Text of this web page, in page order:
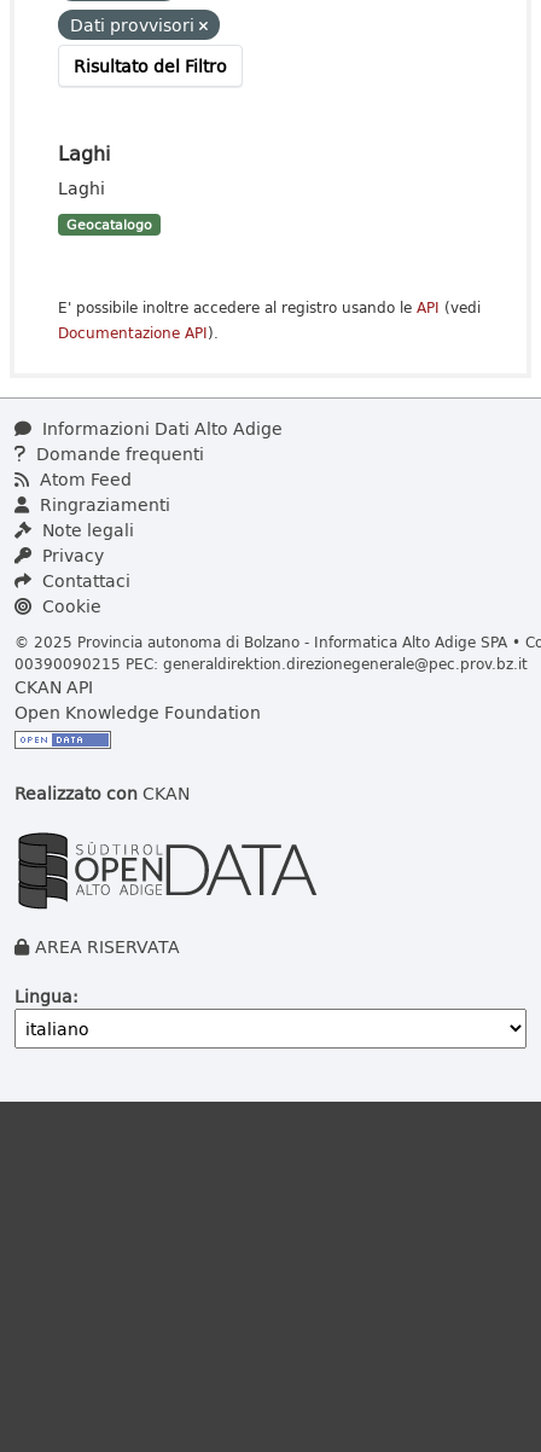
Dati provvisori
Risultato del Filtro
Laghi
Laghi
Geocatalogo
E' possibile inoltre accedere al registro usando le API (vedi
Documentazione API).
Informazioni Dati Alto Adige
Domande frequenti
Atom Feed
Ringraziamenti
Note legali
Privacy
Contattaci
Cookie
© 2025 Provincia autonoma di Bolzano - Informatica Alto Adige SPA •
00390090215 PEC: generaldirektion.direzionegenerale@pec.prov.bz.it
CKAN API
Open Knowledge Foundation
Realizzato conCKAN
AREA RISERVATA
Lingua